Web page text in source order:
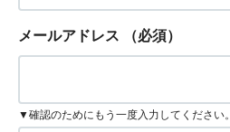
メールアドレス （必須）
▼確認のためにもう一度入力してください。